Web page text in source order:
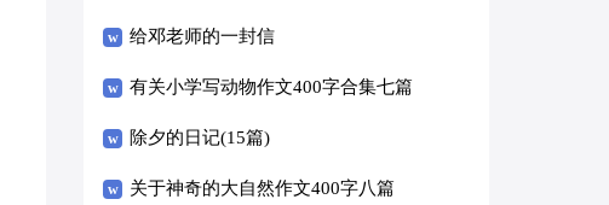
给邓老师的一封信
有关小学写动物作文400字合集七篇
除夕的日记(15篇)
关于神奇的大自然作文400字八篇